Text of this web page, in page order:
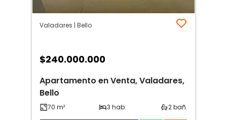
Valadares | Bello
$240.000.000
Apartamento en Venta, Valadares,
Bello